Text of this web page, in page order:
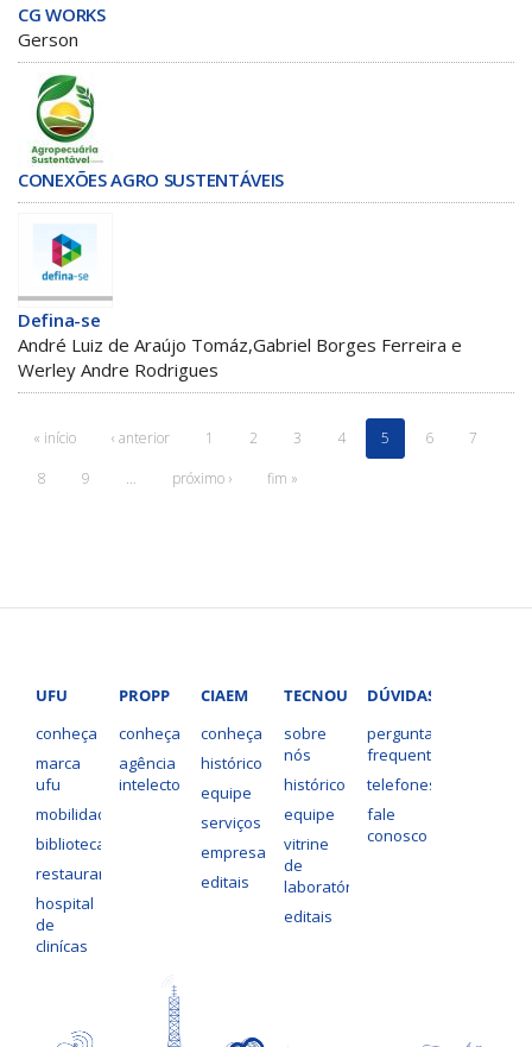
CG WORKS
Gerson
CONEXÕES AGRO SUSTENTÁVEIS
Defina-se
André Luiz de Araújo Tomáz,Gabriel Borges Ferreira e
Werley Andre Rodrigues
« início ‹ anterior 1 2 3 4 5 6
7
8
9 … próximo › fim »
UFU
conheça
marca
ufu
mobilidade
bibliotecas
restaurantes
hospital
de
clinícas
PROPP
conheça
agência
intelecto
CIAEM
conheça
histórico
equipe
serviços
empresas
editais
TECNOUFU
sobre
nós
histórico
equipe
vitrine
de
laboratórios
editais
DÚVIDAS?
perguntas
frequentes
telefones
fale
conosco